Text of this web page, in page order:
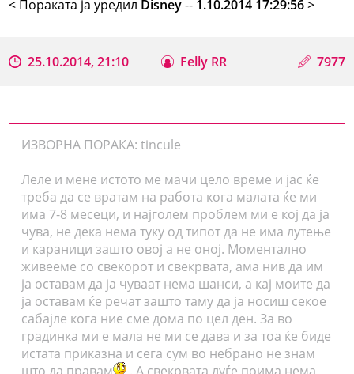
< Поракaта ја уредил Disney-- 1.10.2014 17:29:56>
25.10.2014, 21:10 Felly RR 7977
ИЗВОРНА ПОРАКА: tincule
Леле и мене истото ме мачи цело време и јас ќе
треба да се вратам на работа кога малата ќе ми
има 7-8 месеци, и најголем проблем ми е кој да ја
чува, не дека нема туку од типот да не има лутење
и караници зашто овој а не оној. Моментално
живееме со свекорот и свекрвата, ама нив да им
ја оставам да ја чуваат нема шанси, а кај моите да
ја оставам ќе речат зашто таму да ја носиш секое
сабајле кога ние сме дома по цел ден. За во
градинка ми е мала не ми се дава и за тоа ќе биде
истата приказна и сега сум во небрано не знам